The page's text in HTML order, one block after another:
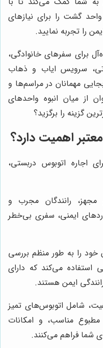
گشت را برای نیازهای
را تجربه نمایید.
برای سفرهای خانوادگی،
سرویس ایاب و ذهاب
مهمانان در مراسم‌ها و
از میان انبوه واحدهای
گزینه را برگزید؟
اهمیت دارد؟
اجاره اتوبوس دربستی،
رانندگان مجرب و
ایمنی، سفری بی‌خطر
را به طور منظم بررسی
استفاده می‌کند که دارای
ایمن هستند.
شامل اتوبوس‌های تمیز
مناسب، و امکانات
شما فراهم می‌کنند.